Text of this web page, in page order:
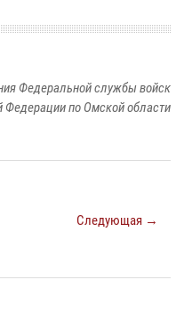
Федеральной службы войск
Федерации по Омской области
Следующая →